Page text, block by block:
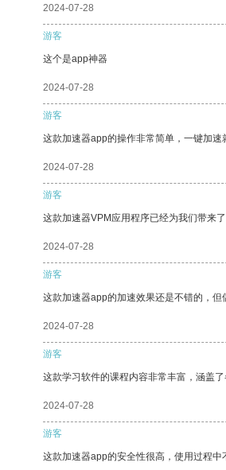
2024-07-28
游客
这个是app神器
2024-07-28
游客
这款加速器app的操作非常简单，一键加速
2024-07-28
游客
这款加速器VPM应用程序已经为我们带来
2024-07-28
游客
这款加速器app的加速效果还是不错的，但
2024-07-28
游客
这款学习软件的课程内容非常丰富，涵盖
2024-07-28
游客
这款加速器app的安全性很高，使用过程中